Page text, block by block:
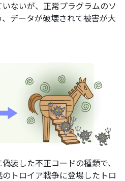
ないが、正常プラグラムのソ
データが破壊されて被害が大
装した不正コードの種類で、
トロイア戦争に登場したトロ